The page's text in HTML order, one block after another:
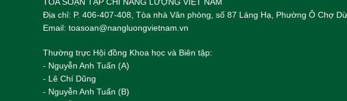
TÒA SOẠN TẠP CHÍ NĂNG LƯỢNG VIỆT NAM
Địa chỉ: P. 406-407-408, Tòa nhà Văn phòng, số 87 Láng Hạ, Phường Ô Chợ
Email: toasoan@nangluongvietnam.vn
Thường trực Hội đồng Khoa học và Biên tập:
​​​​​​- Nguyễn Anh Tuấn (A)
- Lê Chí Dũng
- Nguyễn Anh Tuấn (B)